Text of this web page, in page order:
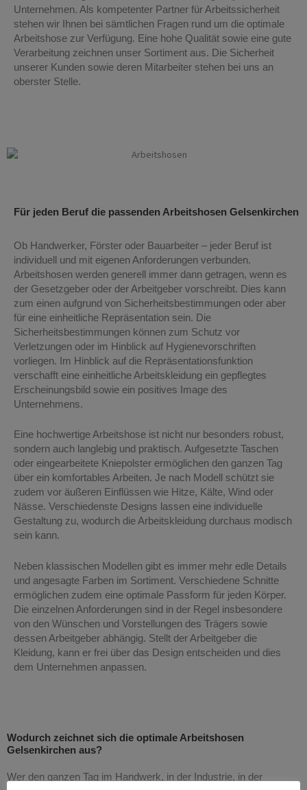
Unternehmen. Als kompetenter Partner für Arbeitssicherheit
stehen wir Ihnen bei sämtlichen Fragen rund um die optimale
Arbeitshose zur Verfügung. Eine hohe Qualität sowie eine gute
Verarbeitung zeichnen unser Sortiment aus. Die Sicherheit
unserer Kunden sowie deren Mitarbeiter stehen bei uns an
oberster Stelle.
Für jeden Beruf die passenden Arbeitshosen Gelsenkirchen
Ob Handwerker, Förster oder Bauarbeiter – jeder Beruf ist
individuell und mit eigenen Anforderungen verbunden.
Arbeitshosen werden generell immer dann getragen, wenn es
der Gesetzgeber oder der Arbeitgeber vorschreibt. Dies kann
zum einen aufgrund von Sicherheitsbestimmungen oder aber
für eine einheitliche Repräsentation sein. Die
Sicherheitsbestimmungen können zum Schutz vor
Verletzungen oder im Hinblick auf Hygienevorschriften
vorliegen. Im Hinblick auf die Repräsentationsfunktion
verschafft eine einheitliche Arbeitskleidung ein gepflegtes
Erscheinungsbild sowie ein positives Image des
Unternehmens.
Eine hochwertige Arbeitshose ist nicht nur besonders robust,
sondern auch langlebig und praktisch. Aufgesetzte Taschen
oder eingearbeitete Kniepolster ermöglichen den ganzen Tag
über ein komfortables Arbeiten. Je nach Modell schützt sie
zudem vor äußeren Einflüssen wie Hitze, Kälte, Wind oder
Nässe. Verschiedenste Designs lassen eine individuelle
Gestaltung zu, wodurch die Arbeitskleidung durchaus modisch
sein kann.
Neben klassischen Modellen gibt es immer mehr edle Details
und angesagte Farben im Sortiment. Verschiedene Schnitte
ermöglichen zudem eine optimale Passform für jeden Körper.
Die einzelnen Anforderungen sind in der Regel insbesondere
von den Wünschen und Vorstellungen des Trägers sowie
dessen Arbeitgeber abhängig. Stellt der Arbeitgeber die
Kleidung, kann er frei über das Design entscheiden und dies
dem Unternehmen anpassen.
Wodurch zeichnet sich die optimale Arbeitshosen
Gelsenkirchen aus?
Wer den ganzen Tag im Handwerk, in der Industrie, in der